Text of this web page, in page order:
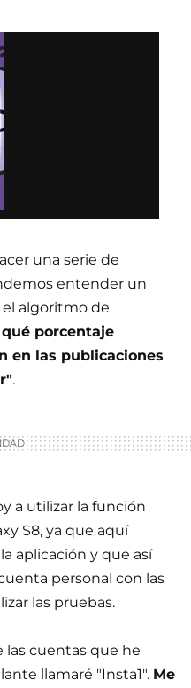
una serie de
entender un
algoritmo de
porcentaje
en las publicaciones
.
a utilizar la función
S8, ya que aquí
aplicación y que así
personal con las
las pruebas.
las cuentas que he
llamaré "Insta1". Me